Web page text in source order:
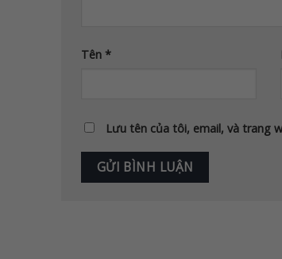
Tên *
Lưu tên của tôi, email, và trang